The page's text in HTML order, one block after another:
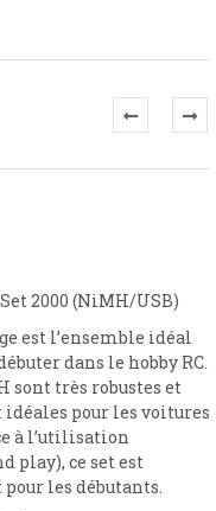
2000 (NiMH/USB)
est l’ensemble idéal
dans le hobby RC.
sont très robustes et
pour les voitures
à l’utilisation
play), ce set est
les débutants.